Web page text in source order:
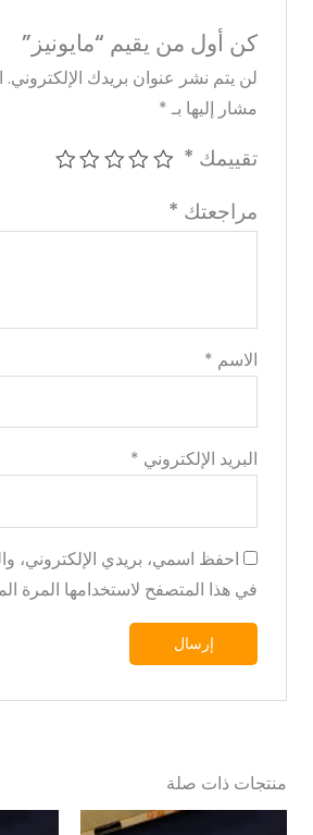
كن أول من يقيم “مايونيز”
لن يتم نشر عنوان بريدك الإلكتروني.
مشار إليها بـ *
تقييمك *
مراجعتك *
الاسم *
البريد الإلكتروني *
احفظ اسمي، بريدي الإلكتروني،
في هذا المتصفح لاستخدامها المرة
منتجات ذات صلة